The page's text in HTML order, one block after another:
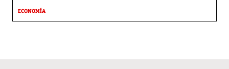
ECONOMÍA